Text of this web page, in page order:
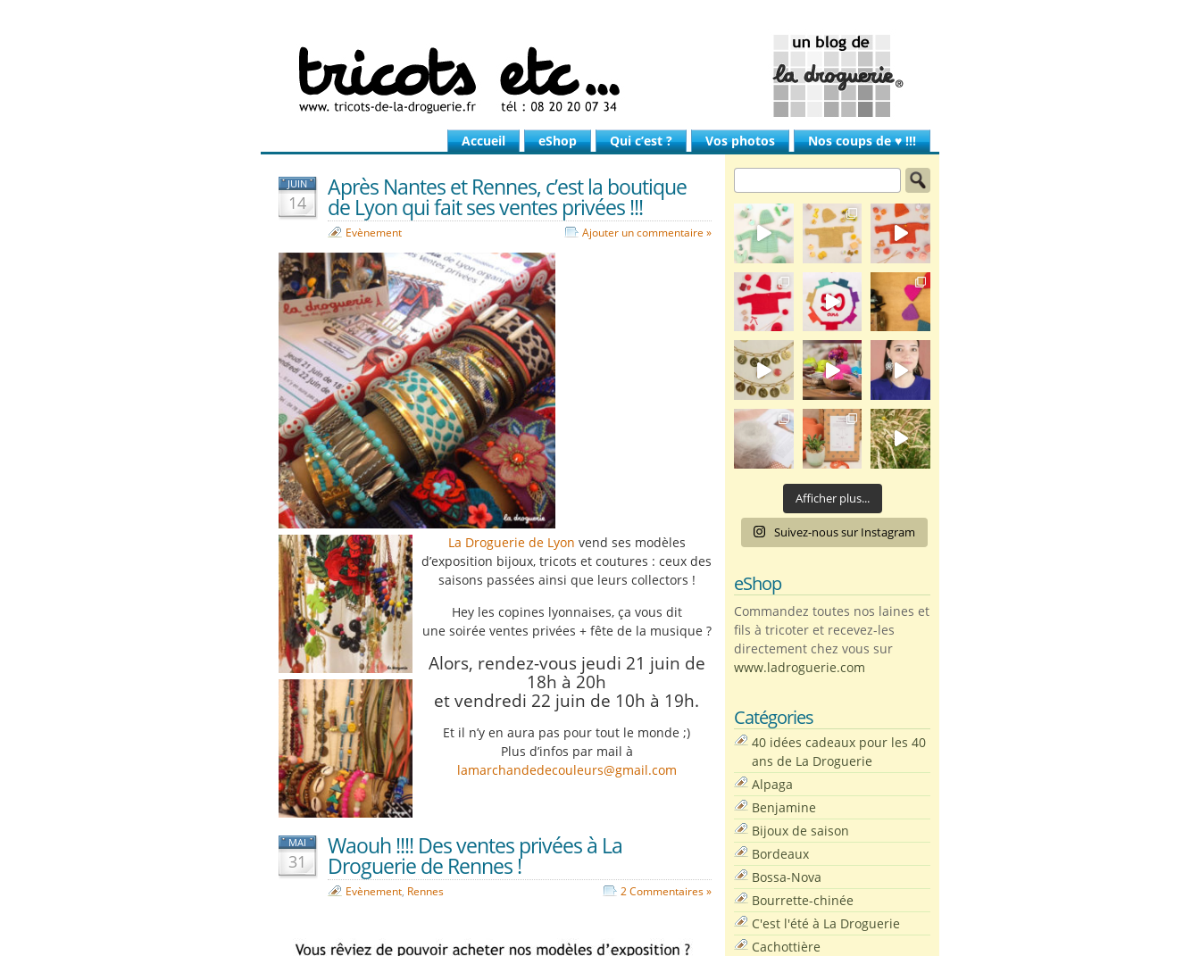
Accueil eShop Qui c’est ? Vos photos Nos coups de ♥ !!!
JUIN
14
Après Nantes et Rennes, c’est la boutique
de Lyon qui fait ses ventes privées !!!
Evènement Ajouter un commentaire »
La Droguerie de Lyon vend ses modèles
d’exposition bijoux, tricots et coutures : ceux des
saisons passées ainsi que leurs collectors !
Hey les copines lyonnaises, ça vous dit
une soirée ventes privées + fête de la musique ?
Alors, rendez-vous jeudi 21 juin de
18h à 20h
et vendredi 22 juin de 10h à 19h.
Et il n’y en aura pas pour tout le monde ;)
Plus d’infos par mail à
lamarchandedecouleurs@gmail.com
MAI
31
Waouh !!!! Des ventes privées à La
Droguerie de Rennes !
Evènement, Rennes 2 Commentaires »
Afficher plus...
Suivez-nous sur Instagram
eShop
Commandez toutes nos laines et
fils à tricoter et recevez-les
directement chez vous sur
www.ladroguerie.com
Catégories
40 idées cadeaux pour les 40
ans de La Droguerie
Alpaga
Benjamine
Bijoux de saison
Bordeaux
Bossa-Nova
Bourrette-chinée
C'est l'été à La Droguerie
Cachottière